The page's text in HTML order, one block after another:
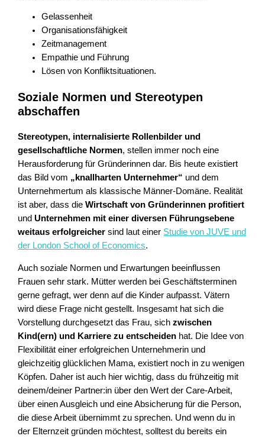
Gelassenheit
Organisationsfähigkeit
Zeitmanagement
Empathie und Führung
Lösen von Konfliktsituationen.
Soziale Normen und Stereotypen
abschaffen
Stereotypen, internalisierte Rollenbilder und
gesellschaftliche Normen, stellen immer noch eine
Herausforderung für Gründerinnen dar. Bis heute existiert
das Bild vom „knallharten Unternehmer“ und dem
Unternehmertum als klassische Männer-Domäne. Realität
ist aber, dass dieWirtschaft von Gründerinnen profitiert
undUnternehmen mit einer diversen Führungsebene
weitaus erfolgreicher sind laut einer Studie von JUVE und
der London School of Economics.
Auch soziale Normen und Erwartungen beeinflussen
Frauen sehr stark. Mütter werden bei Geschäftsterminen
gerne gefragt, wer denn auf die Kinder aufpasst. Vätern
wird diese Frage nicht gestellt. Insgesamt hat sich die
Vorstellung durchgesetzt das Frau, sichzwischen
Kind(ern) und Karriere zu entscheiden hat. Die Idee von
Flexibilität einer erfolgreichen Unternehmerin und
gleichzeitig glücklichen Mama, existiert noch in zu wenigen
Köpfen. Daher ist auch hier wichtig, dass du frühzeitig mit
deinem/deiner Partner:in über den Wert der Care-Arbeit,
über einen Ausgleich und eine Absicherung für die Person,
die diese Arbeit übernimmt zu sprechen. Und wenn du in
der Elternzeit gründen möchtest, solltest du bereits ein